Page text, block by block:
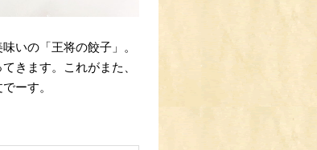
いの「王将の餃子」。
きます。これがまた、
ーす。